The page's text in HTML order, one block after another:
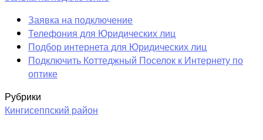
Заявка на подключение
Телефония для Юридических лиц
Подбор интернета для Юридических лиц
Подключить Коттеджный Поселок к Интернету по
оптике
Рубрики
Кингисеппский район